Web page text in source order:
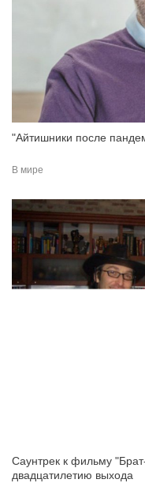
"Айтишники после
В мире
Саунтрек к фильму
двадцатилетию выхода